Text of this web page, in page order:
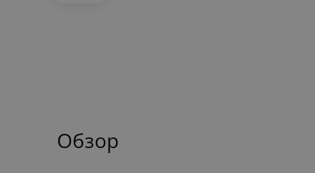
Обзор